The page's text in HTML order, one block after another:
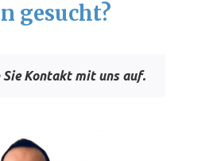
gesucht?
Sie Kontakt mit uns auf.